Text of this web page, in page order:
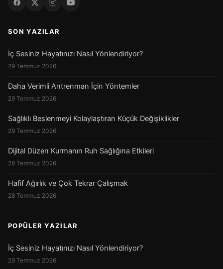
SON YAZILAR
İç Sesiniz Hayatınızı Nasıl Yönlendiriyor?
29 Temmuz 2026
Daha Verimli Antrenman İçin Yöntemler
29 Temmuz 2026
Sağlıklı Beslenmeyi Kolaylaştıran Küçük Değişiklikler
29 Temmuz 2026
Dijital Düzen Kurmanın Ruh Sağlığına Etkileri
28 Temmuz 2026
Hafif Ağırlık ve Çok Tekrar Çalışmak
28 Temmuz 2026
POPÜLER YAZILAR
İç Sesiniz Hayatınızı Nasıl Yönlendiriyor?
29 Temmuz 2026